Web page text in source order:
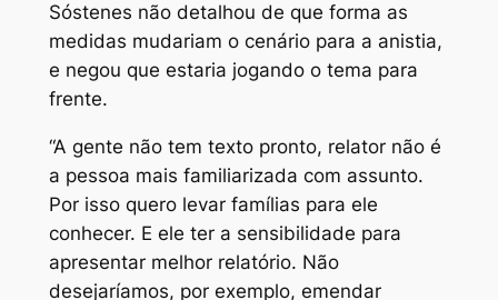
Sóstenes não detalhou de que forma as
medidas mudariam o cenário para a anistia,
e negou que estaria jogando o tema para
frente.
“A gente não tem texto pronto, relator não é
a pessoa mais familiarizada com assunto.
Por isso quero levar famílias para ele
conhecer. E ele ter a sensibilidade para
apresentar melhor relatório. Não
desejaríamos, por exemplo, emendar